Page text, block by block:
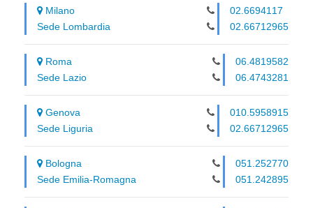
Milano
Sede Lombardia
02.6694117
02.66712965
Roma
Sede Lazio
06.4819582
06.4743281
Genova
Sede Liguria
010.5958915
02.66712965
Bologna
Sede Emilia-Romagna
051.252770
051.242895